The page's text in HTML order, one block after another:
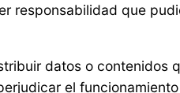
responsabilidad que
datos o contenidos
el